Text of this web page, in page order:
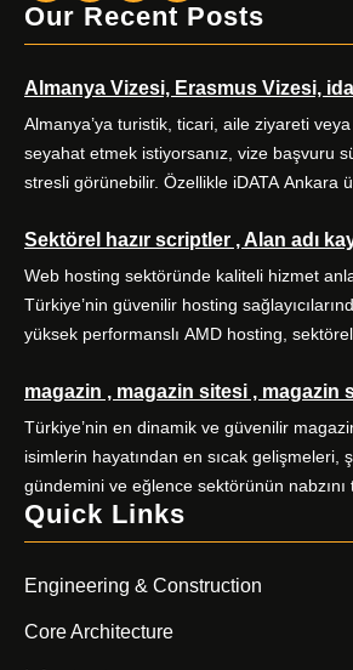
Our Recent Posts
Almanya Vizesi, Erasmus Vizesi,
Almanya’ya turistik, ticari, aile ziyareti
seyahat etmek istiyorsanız, vize başvuru
stresli görünebilir. Özellikle iDATA Ankara
evrak hazırlığı ve zamanında randevu
doğrudan etkiler. Alo Vize Randevu
merkezli profesyonel vize danışmanlığı
için kolaylaştırır. […]
Sektörel hazır scriptler , Alan adı
Web hosting sektöründe kaliteli hizmet
Türkiye’nin güvenilir hosting
yüksek performanslı AMD hosting,
sunuyor. Yüksek performanslı AMD
EPYC işlemciler ve NVMe SSD disklerle
üzerine kuruludur. E-ticaret siteleri,
ve yüksek […]
magazin , magazin sitesi , magazin
Türkiye’nin en dinamik ve güvenilir
isimlerin hayatından en sıcak gelişmeleri,
gündemini ve eğlence sektörünün
Magazin severlerin ilk adresi olan sitemiz,
fark yaratıyor. Güncel haberler, özel
ünlülerin perde arkası hikayeleriyle sizleri
uzaklaştıramayacağınız bir içerik
Magazin […]
Quick Links
Engineering & Construction
Core Architecture